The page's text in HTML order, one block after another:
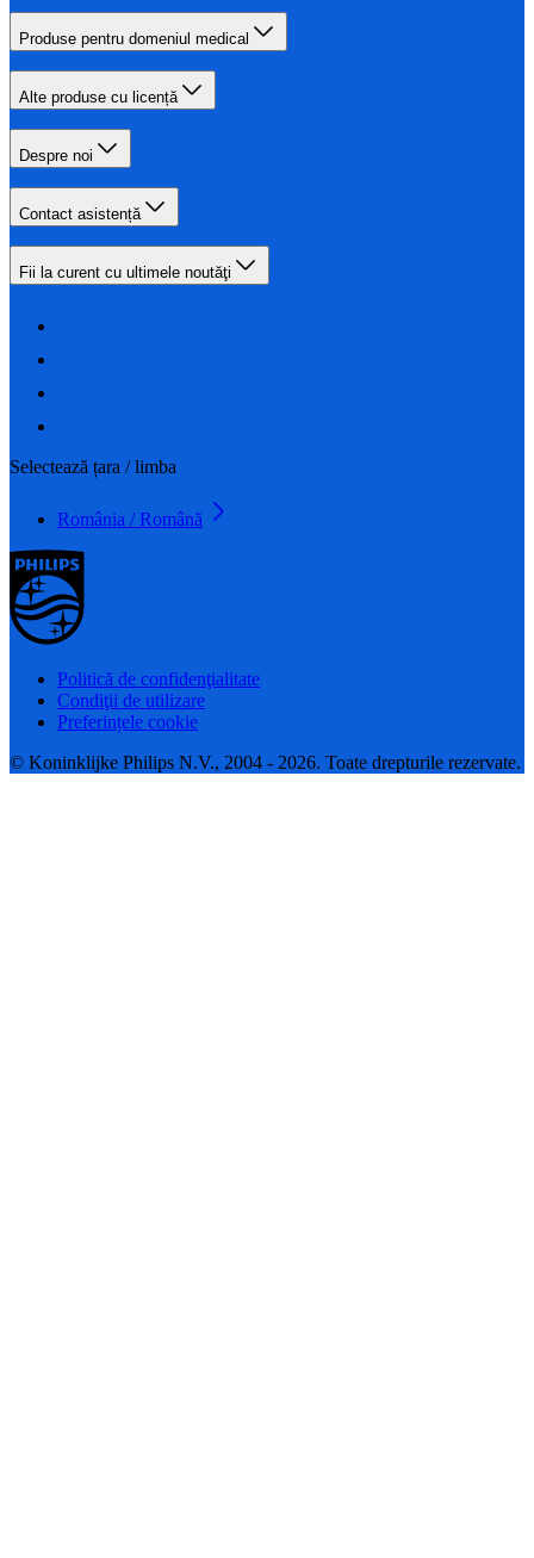
Produse pentru domeniul medical
Alte produse cu licență
Despre noi
Contact asistență
Fii la curent cu ultimele noutăţi
Selectează țara / limba
România / Română
Politică de confidenţialitate
Condiţii de utilizare
Preferințele cookie
© Koninklijke Philips N.V., 2004 - 2026. Toate drepturile rezervate.